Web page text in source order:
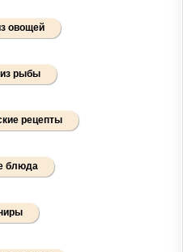
овощей
рыбы
рецепты
блюда